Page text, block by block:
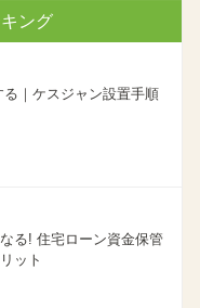
ング
｜ケスジャン設置手順
る! 住宅ローン資金保管
ット